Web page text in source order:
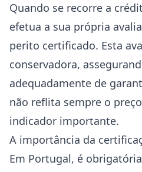
Quando se recorre a
efetua a sua própria
perito certificado. Esta
conservadora,
adequadamente de
não reflita sempre o
indicador importante.
A importância da
Em Portugal, é